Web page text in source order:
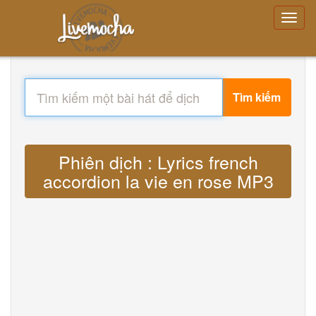
Tìm kiếm
Phiên dịch : Lyrics french
accordion la vie en rose MP3